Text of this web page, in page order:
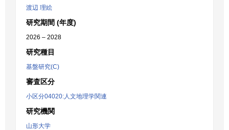
渡辺 理絵
研究期間 (年度)
2026 – 2028
研究種目
基盤研究(C)
審査区分
小区分04020:人文地理学関連
研究機関
山形大学